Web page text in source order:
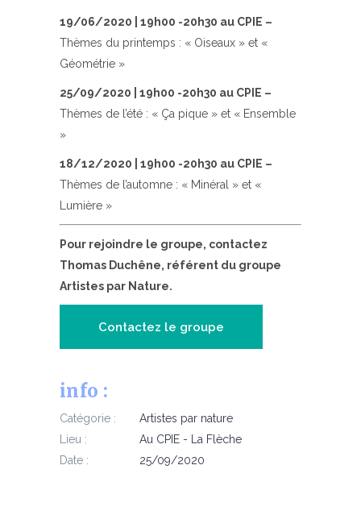
19/06/2020 | 19h00 -20h30 au CPIE –
Thèmes du printemps : « Oiseaux » et «
Géométrie »
25/09/2020 | 19h00 -20h30 au CPIE –
Thèmes de l’été : « Ça pique » et « Ensemble
»
18/12/2020 | 19h00 -20h30 au CPIE –
Thèmes de l’automne : « Minéral » et «
Lumière »
Pour rejoindre le groupe, contactez
Thomas Duchêne, référent du groupe
Artistes par Nature.
Contactez le groupe
info :
Catégorie :
Artistes par nature
Lieu :
Au CPIE - La Flèche
Date :
25/09/2020